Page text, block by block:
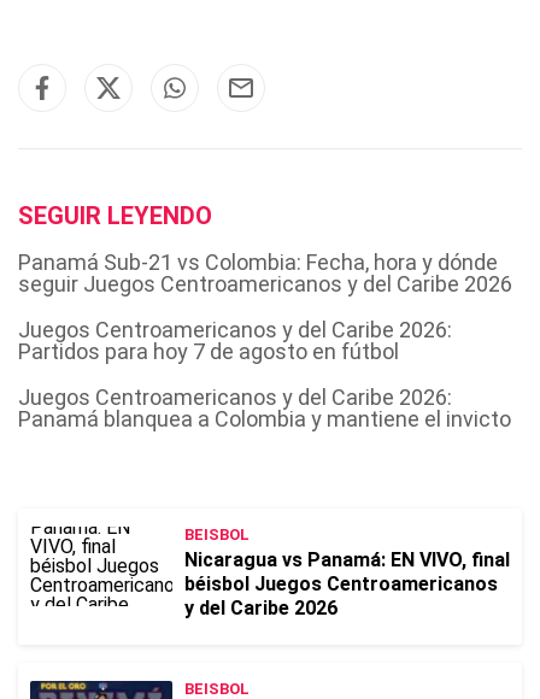
SEGUIR LEYENDO
Panamá Sub-21 vs Colombia: Fecha, hora y dónde
seguir Juegos Centroamericanos y del Caribe 2026
Juegos Centroamericanos y del Caribe 2026:
Partidos para hoy 7 de agosto en fútbol
Juegos Centroamericanos y del Caribe 2026:
Panamá blanquea a Colombia y mantiene el invicto
BEISBOL
Nicaragua vs Panamá: EN VIVO, final
béisbol Juegos Centroamericanos
y del Caribe 2026
BEISBOL